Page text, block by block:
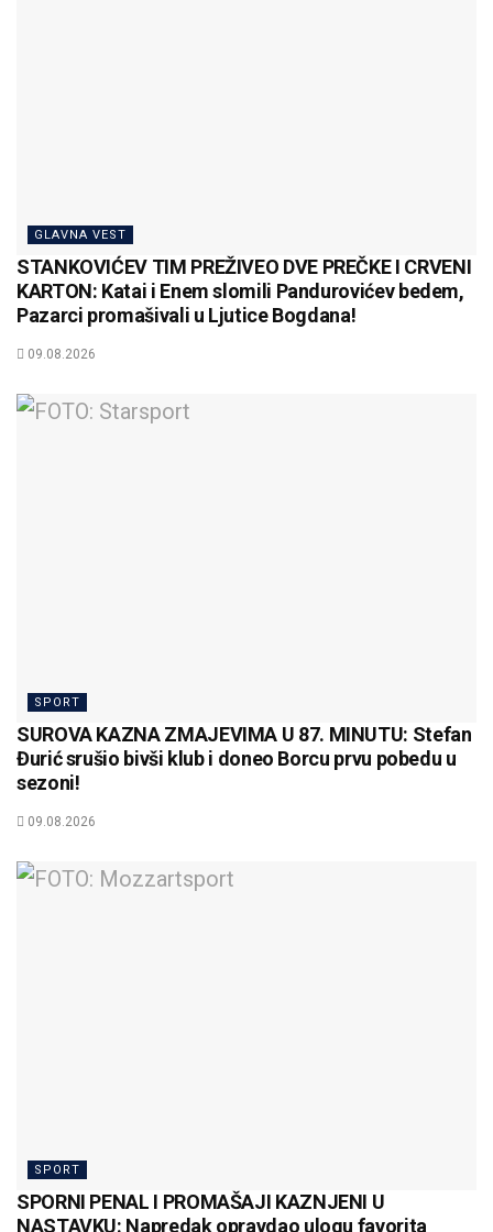
GLAVNA VEST
STANKOVIĆEV TIM PREŽIVEO DVE PREČKE I CRVENI
KARTON: Katai i Enem slomili Pandurovićev bedem,
Pazarci promašivali u Ljutice Bogdana!
09.08.2026
SPORT
SUROVA KAZNA ZMAJEVIMA U 87. MINUTU: Stefan
Đurić srušio bivši klub i doneo Borcu prvu pobedu u
sezoni!
09.08.2026
SPORT
SPORNI PENAL I PROMAŠAJI KAZNJENI U
NASTAVKU: Napredak opravdao ulogu favorita